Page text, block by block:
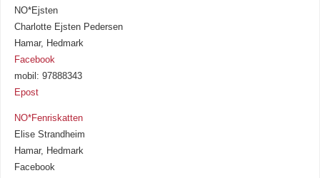
NO*Ejsten
Charlotte Ejsten Pedersen
Hamar, Hedmark
Facebook
mobil: 97888343
Epost
NO*Fenriskatten
Elise Strandheim
Hamar, Hedmark
Facebook